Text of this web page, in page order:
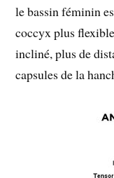
le bassin féminin
coccyx plus
incliné, plus de
capsules de la